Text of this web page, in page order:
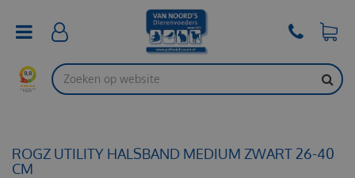
ROGZ UTILITY HALSBAND MEDIUM ZWART 26-40
CM